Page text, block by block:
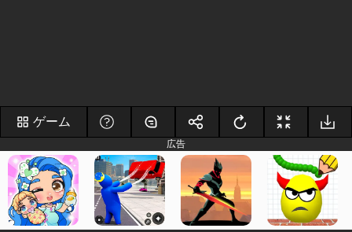
ゲーム
広告